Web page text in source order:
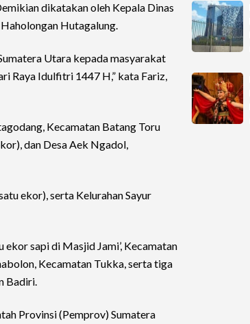
dikatakan oleh Kepala Dinas
Haholongan Hutagalung.
Utara kepada masyarakat
Raya Idulfitri 1447 H,” kata Fariz,
Kecamatan Batang Toru
dan Desa Aek Ngadol,
ekor), serta Kelurahan Sayur
sapi di Masjid Jami’, Kecamatan
Kecamatan Tukka, serta tiga
Badiri.
Provinsi (Pemprov) Sumatera